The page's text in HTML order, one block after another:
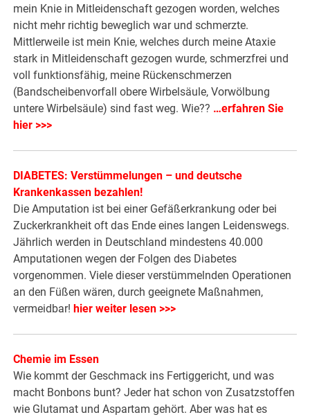
mein Knie in Mitleidenschaft gezogen worden, welches
nicht mehr richtig beweglich war und schmerzte.
Mittlerweile ist mein Knie, welches durch meine Ataxie
stark in Mitleidenschaft gezogen wurde, schmerzfrei und
voll funktionsfähig, meine Rückenschmerzen
(Bandscheibenvorfall obere Wirbelsäule, Vorwölbung
untere Wirbelsäule) sind fast weg. Wie?? …erfahren Sie
hier >>>
DIABETES: Verstümmelungen – und deutsche
Krankenkassen bezahlen!
Die Amputation ist bei einer Gefäßerkrankung oder bei
Zuckerkrankheit oft das Ende eines langen Leidenswegs.
Jährlich werden in Deutschland mindestens 40.000
Amputationen wegen der Folgen des Diabetes
vorgenommen. Viele dieser verstümmelnden Operationen
an den Füßen wären, durch geeignete Maßnahmen,
vermeidbar! hier weiter lesen >>>
Chemie im Essen
Wie kommt der Geschmack ins Fertiggericht, und was
macht Bonbons bunt? Jeder hat schon von Zusatzstoffen
wie Glutamat und Aspartam gehört. Aber was hat es